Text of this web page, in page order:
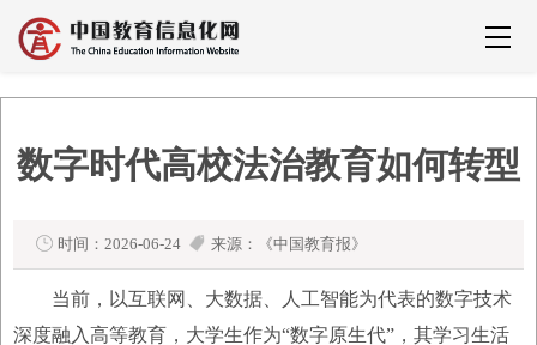
数字时代高校法治教育如何转型
时间：2026-06-24 来源：《中国教育报》
当前，以互联网、大数据、人工智能为代表的数字技术
深度融入高等教育，大学生作为“数字原生代”，其学习生活